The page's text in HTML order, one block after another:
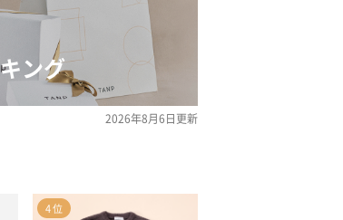
ング
2026年8月6日更新